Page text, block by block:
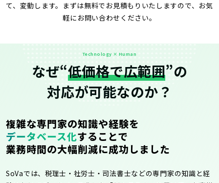
て、変動します。 まずは無料でお見積もりいたしますので、お気
軽にお問い合わせください。
Technology × Human
なぜ“低価格で広範囲”の
対応が可能なのか？
複雑な専門家の知識や経験を
データベース化することで
業務時間の大幅削減に成功しました
SoVaでは、税理士・社労士・司法書士などの専門家の知識と経